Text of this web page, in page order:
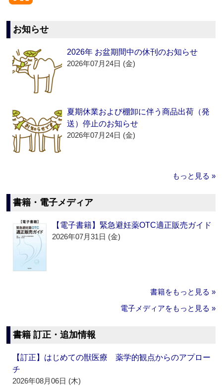
お知らせ
2026年 お盆期間中の休刊のお知らせ
2026年07月24日 (金)
夏期休業および棚卸に伴う商品出荷（発
送）停止のお知らせ
2026年07月24日 (金)
もっと見る »
書籍・電子メディア
【電子書籍】緊急避妊薬OTC適正販売ガイド
2026年07月31日 (金)
書籍をもっと見る »
電子メディアをもっと見る »
書籍 訂正・追加情報
【訂正】はじめての獣医療 薬学的観点からのアプロー
チ
2026年08月06日 (木)